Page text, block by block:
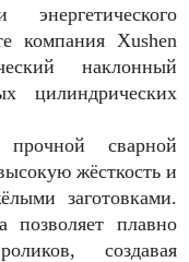
компания Xushen
наклонный
цилиндрических
сварной
жёсткость и
заготовками.
позволяет плавно
создавая